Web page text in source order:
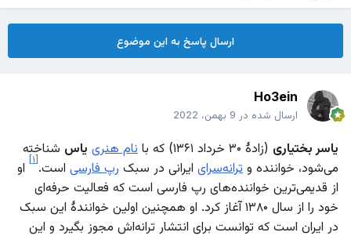
ارسال پاسخ به این موضوع
Ho3ein
ارسال شده در 9 بهمن، 2022
یاسر بختیاری (زادهٔ ۳۰ خرداد ۱۳۶۱) که با نام هنری یاس
شناخته
می‌شود، خواننده و ترانه‌سرای ایرانی در سبک رپ فارسی است.
او
از قدیمی‌ترین خواننده‌های رپ فارسی است که فعالیت حرفه‌ای
خود را از سال ۱۳۸۰ آغاز کرد. او همچنین اولین خوانندهٔ این سبک
در ایران است که توانست برای انتشار ترانه‌اش مجوز بگیرد و این